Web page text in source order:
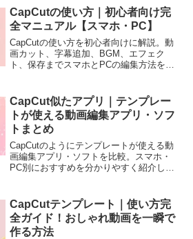
CapCutの使い方｜初心者向け完
全マニュアル【スマホ・PC】
CapCutの使い方を初心者向けに解説。動
画カット、字幕追加、BGM、エフェク
ト、保存までスマホとPCの編集方法を分
CapCut似たアプリ｜テンプレー
トが使える動画編集アプリ・ソフ
トまとめ
CapCutのようにテンプレートが使える動
画編集アプリ・ソフトを比較。スマホ・
PC別におすすめを分かりやすく紹介しま
CapCutテンプレート｜使い方完
全ガイド！おしゃれ動画を一瞬で
作る方法